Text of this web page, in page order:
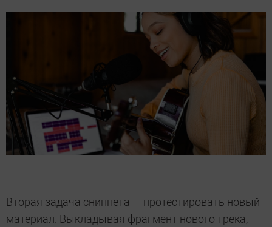
Вторая задача сниппета — протестировать новый
материал. Выкладывая фрагмент нового трека,